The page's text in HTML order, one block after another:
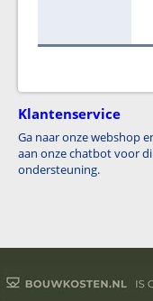
Klantenservice
Ga naar onze webshop
aan onze chatbot voor
ondersteuning.